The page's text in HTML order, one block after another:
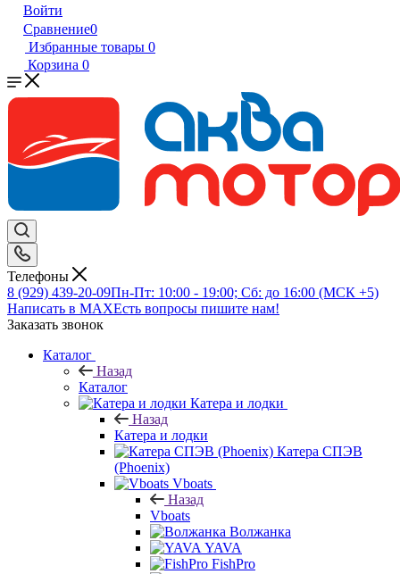
Войти
Сравнение0
Избранные товары 0
Корзина 0
Телефоны
8 (929) 439-20-09Пн-Пт: 10:00 - 19:00; Сб: до 16:00 (МСК +5)
Написать в MAXЕсть вопросы пишите нам!
Заказать звонок
Каталог
Назад
Каталог
Катера и лодки
Назад
Катера и лодки
Катера СПЭВ
(Phoenix)
Vboats
Назад
Vboats
Волжанка
YAVA
FishPro